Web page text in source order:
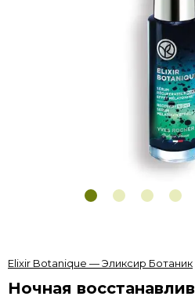
Elixir Botanique — Эликсир Ботаник
Ночная